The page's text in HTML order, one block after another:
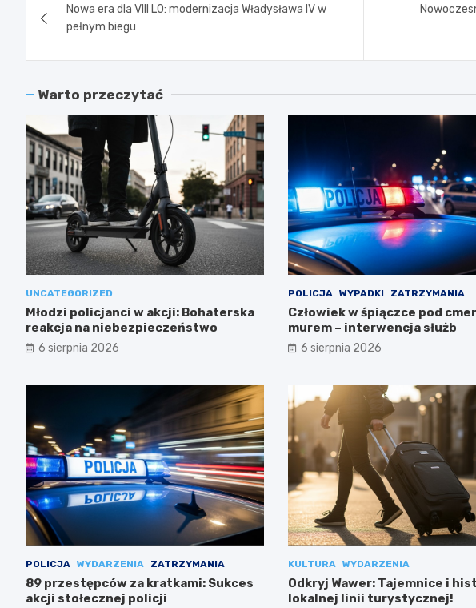
wpisuNowa era dla VIII LO: modernizacja Władysława IV w
pełnym biegu
Warto przeczytać
UNCATEGORIZED
Młodzi policjanci w akcji: Bohaterska
reakcja na niebezpieczeństwo
6 sierpnia 2026
POLICJA WYPADKI ZATRZYMANIA
Człowiek w śpiączce pod
murem – interwencja służb
6 sierpnia 2026
POLICJA WYDARZENIA ZATRZYMANIA
89 przestępców za kratkami: Sukces
akcji stołecznej policji
KULTURA WYDARZENIA
Odkryj Wawer: Tajemnice i
lokalnej linii turystycznej!